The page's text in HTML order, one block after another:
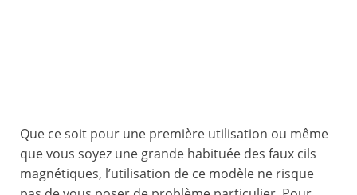
Que ce soit pour une première utilisation ou même
que vous soyez une grande habituée des faux cils
magnétiques, l’utilisation de ce modèle ne risque